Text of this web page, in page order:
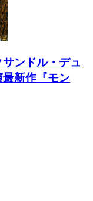
サンドル・デュ
新作『モン